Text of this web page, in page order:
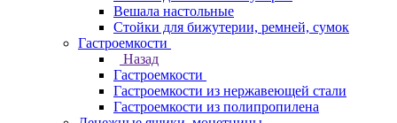
Вешала настольные
Cтойки для бижутерии, ремней, сумок
Гастроемкости
Назад
Гастроемкости
Гастроемкости из нержавеющей стали
Гастроемкости из полипропилена